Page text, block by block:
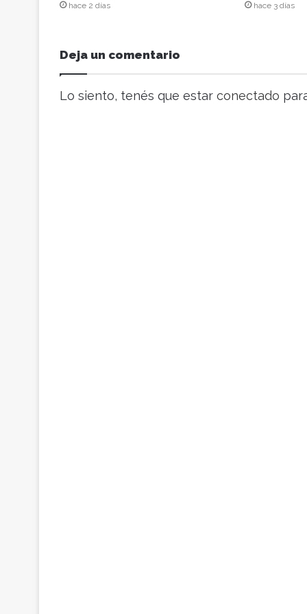
c
e
o
e
hace 2 días hace 3 días
Deja un comentario
Lo siento, tenés que estar conectado